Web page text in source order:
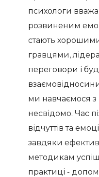
психологи
розвиненим
стають
гравцями,
переговори і
ми навчаємося з
несвідомо. Час
відчуттів та
завдяки
методикам
практиці -